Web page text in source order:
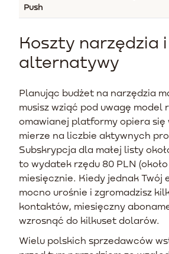
Push
Koszty narzędzia
alternatywy
Planując budżet na narzędzia
musisz wziąć pod uwagę model
omawianej platformy opiera się
mierze na liczbie aktywnych
Subskrypcja dla małej listy
to wydatek rzędu 80 PLN (około
miesięcznie. Kiedy jednak Twój
mocno urośnie i zgromadzisz
kontaktów, miesięczny
wzrosnąć do kilkuset dolarów.
Wielu polskich sprzedawców